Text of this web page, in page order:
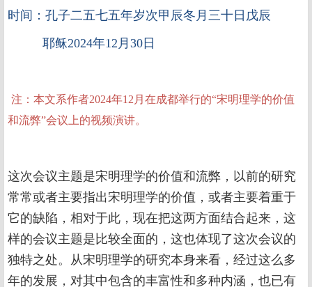
时间：孔子二五七五年岁次甲辰冬月三十日戊辰
耶稣2024年12月30日
注：本文系作者2024年12月在成都举行的“宋明理学的价值
和流弊”会议上的视频演讲。
这次会议主题是宋明理学的价值和流弊，以前的研究
常常或者主要指出宋明理学的价值，或者主要着重于
它的缺陷，相对于此，现在把这两方面结合起来，这
样的会议主题是比较全面的，这也体现了这次会议的
独特之处。从宋明理学的研究本身来看，经过这么多
年的发展，对其中包含的丰富性和多种内涵，也已有